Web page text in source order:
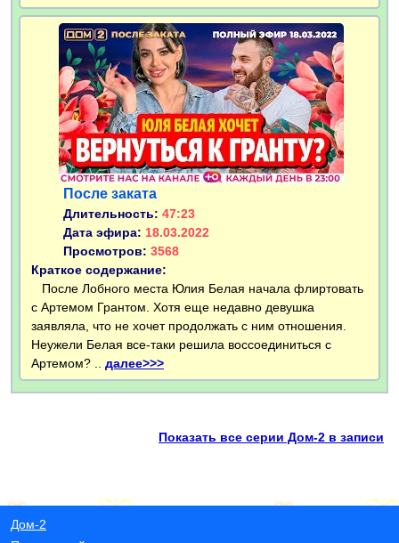
После заката
Длительность: 47:23
Дата эфира: 18.03.2022
Просмотров: 3568
Краткое содержание:
После Лобного места Юлия Белая начала флиртовать
с Артемом Грантом. Хотя еще недавно девушка
заявляла, что не хочет продолжать с ним отношения.
Неужели Белая все-таки решила воссоединиться с
Артемом? .. далее>>>
Показать все серии Дом-2 в записи
Дом-2